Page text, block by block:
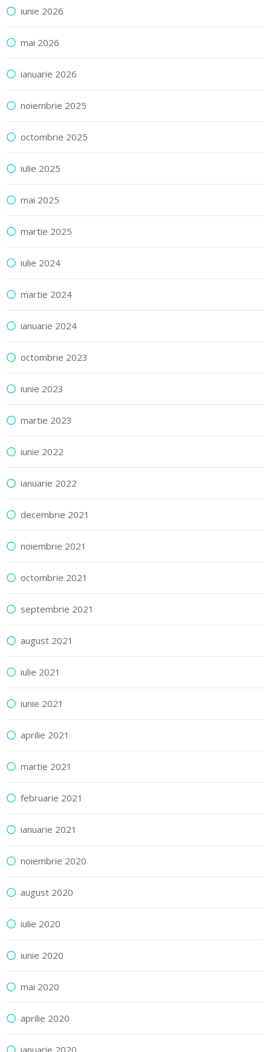
iunie 2026
mai 2026
ianuarie 2026
noiembrie 2025
octombrie 2025
iulie 2025
mai 2025
martie 2025
iulie 2024
martie 2024
ianuarie 2024
octombrie 2023
iunie 2023
martie 2023
iunie 2022
ianuarie 2022
decembrie 2021
noiembrie 2021
octombrie 2021
septembrie 2021
august 2021
iulie 2021
iunie 2021
aprilie 2021
martie 2021
februarie 2021
ianuarie 2021
noiembrie 2020
august 2020
iulie 2020
iunie 2020
mai 2020
aprilie 2020
ianuarie 2020